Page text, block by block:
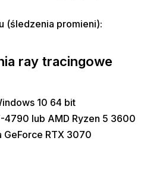
(śledzenia promieni):
ray tracingowe
10 64 bit
4790 lub AMD Ryzen 5 3600
GeForce RTX 3070